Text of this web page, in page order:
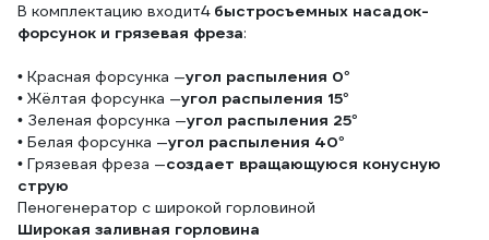
В комплектацию входит4быстросъемных насадок-
форсунок и грязевая фреза:
• Красная форсунка —угол распыления 0°
• Жёлтая форсунка —угол распыления 15°
• Зеленая форсунка —угол распыления 25°
• Белая форсунка —угол распыления 40°
• Грязевая фреза —создает вращающуюся конусную
струю
Пеногенератор с широкой горловиной
Широкая заливная горловина